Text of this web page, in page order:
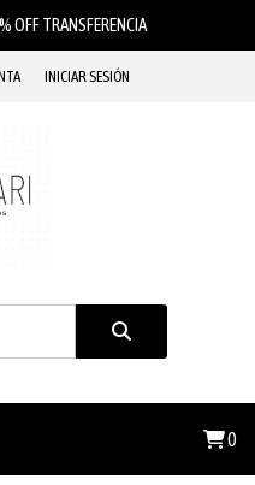
OFF TRANSFERENCIA
INICIAR SESIÓN
0